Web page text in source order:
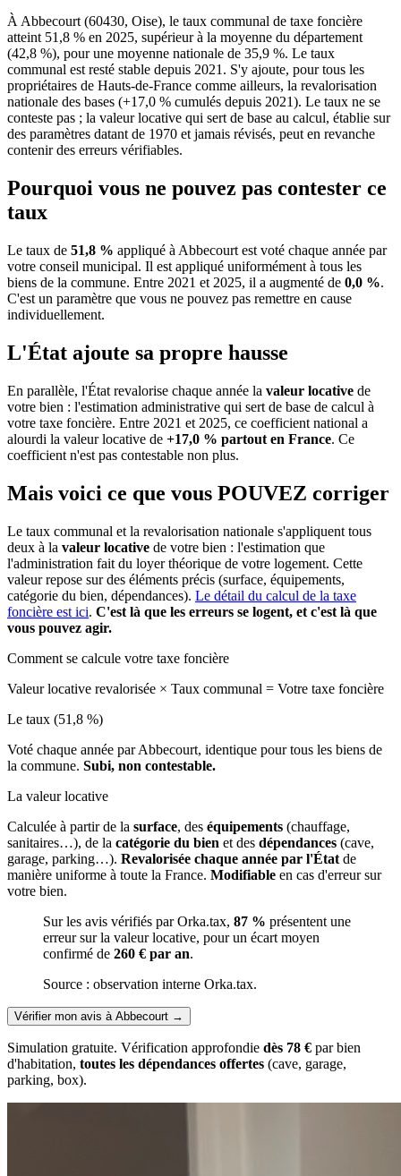
À Abbecourt (60430, Oise), le taux communal de taxe foncière
atteint 51,8 % en 2025, supérieur à la moyenne du département
(42,8 %), pour une moyenne nationale de 35,9 %. Le taux
communal est resté stable depuis 2021. S'y ajoute, pour tous les
propriétaires de Hauts-de-France comme ailleurs, la revalorisation
nationale des bases (+17,0 % cumulés depuis 2021). Le taux ne se
conteste pas ; la valeur locative qui sert de base au calcul, établie sur
des paramètres datant de 1970 et jamais révisés, peut en revanche
contenir des erreurs vérifiables.
Pourquoi vous ne pouvez pas contester ce
taux
Le taux de 51,8 % appliqué à Abbecourt est voté chaque année par
votre conseil municipal. Il est appliqué uniformément à tous les
biens de la commune. Entre 2021 et 2025, il a augmenté de 0,0 %.
C'est un paramètre que vous ne pouvez pas remettre en cause
individuellement.
L'État ajoute sa propre hausse
En parallèle, l'État revalorise chaque année la valeur locative de
votre bien : l'estimation administrative qui sert de base de calcul à
votre taxe foncière. Entre 2021 et 2025, ce coefficient national a
alourdi la valeur locative de +17,0 % partout en France. Ce
coefficient n'est pas contestable non plus.
Mais voici ce que vous POUVEZ corriger
Le taux communal et la revalorisation nationale s'appliquent tous
deux à la valeur locative de votre bien : l'estimation que
l'administration fait du loyer théorique de votre logement. Cette
valeur repose sur des éléments précis (surface, équipements,
catégorie du bien, dépendances). Le détail du calcul de la taxe
foncière est ici. C'est là que les erreurs se logent, et c'est là que
vous pouvez agir.
Comment se calcule votre taxe foncière
Valeur locative revalorisée × Taux communal = Votre taxe foncière
Le taux (51,8 %)
Voté chaque année par Abbecourt, identique pour tous les biens de
la commune. Subi, non contestable.
La valeur locative
Calculée à partir de la surface, des équipements (chauffage,
sanitaires…), de la catégorie du bien et des dépendances (cave,
garage, parking…). Revalorisée chaque année par l'État de
manière uniforme à toute la France. Modifiable en cas d'erreur sur
votre bien.
Sur les avis vérifiés par Orka.tax, 87 % présentent une
erreur sur la valeur locative, pour un écart moyen
confirmé de 260 € par an.
Source : observation interne Orka.tax.
Vérifier mon avis à Abbecourt →
Simulation gratuite. Vérification approfondie dès 78 € par bien
d'habitation, toutes les dépendances offertes (cave, garage,
parking, box).